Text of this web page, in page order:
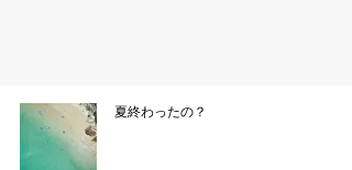
夏終わったの？